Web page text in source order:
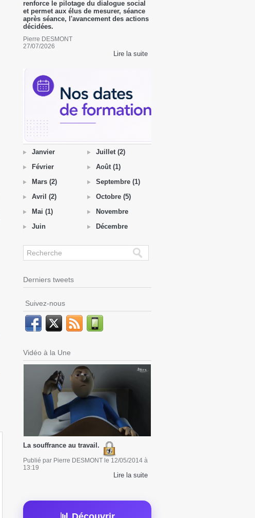
renforce le pilotage du dialogue social
et permet aux élus de mesurer, séance
après séance, l'avancement des actions
décidées.
Pierre DESMONT
27/07/2026
Lire la suite
Janvier
Février
Mars (2)
Avril (2)
Mai (1)
Juin
Juillet (2)
Août (1)
Septembre (1)
Octobre (5)
Novembre
Décembre
Derniers tweets
Suivez-nous
Vidéo à la Une
La souffrance au travail.
Publié par Pierre DESMONT le 12/05/2014 à
13:19
Lire la suite